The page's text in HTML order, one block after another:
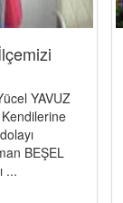
YAVUZ
BEŞEL
...